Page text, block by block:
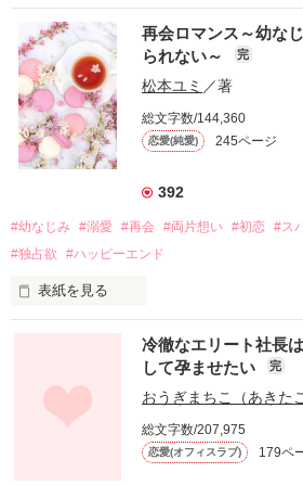
再会ロマンス～幼な
られない～
完
松本ユミ ／著
総文字数/144,360
恋愛(純愛) 245ページ
392
#幼なじみ #溺愛 #再会 #両片想い #初恋 #ス
#独占欲
#ハッピーエンド
表紙を見る
幼なじみの哲平に淡い恋心を抱いてい
しかし、ある出来事をきっかけに二人
関係修復もできないまま、美桜は両親の
引っ越すことになり、哲平とも離れ離れ
冷徹なエリート社長
して孕ませたい
完
おうぎまちこ（あきた
総文字数/207,975
恋愛(オフィスラブ) 179ペ